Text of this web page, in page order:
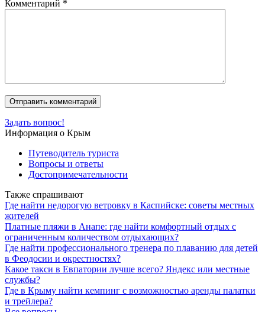
Комментарий *
Задать вопрос!
Информация о Крым
Путеводитель туриста
Вопросы и ответы
Достопримечательности
Также спрашивают
Где найти недорогую ветровку в Каспийске: советы местных
жителей
Платные пляжи в Анапе: где найти комфортный отдых с
ограниченным количеством отдыхающих?
Где найти профессионального тренера по плаванию для детей
в Феодосии и окрестностях?
Какое такси в Евпатории лучше всего? Яндекс или местные
службы?
Где в Крыму найти кемпинг с возможностью аренды палатки
и трейлера?